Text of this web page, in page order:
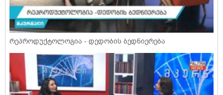
რეპროდუქტოლოგია - დედობის ბედნიერება